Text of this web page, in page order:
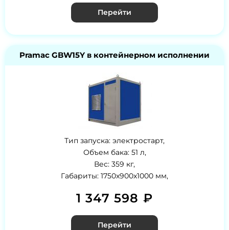
Перейти
Pramac GBW15Y в контейнерном исполнении
Тип запуска: электростарт,
Объем бака: 51 л,
Вес: 359 кг,
Габариты: 1750x900x1000 мм,
1 347 598 ₽
Перейти